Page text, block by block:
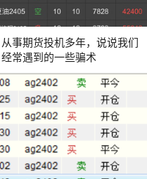
从事期货投机多年，说说我们
经常遇到的一些骗术